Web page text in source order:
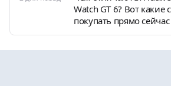
Watch GT 6? Вот
покупать прямо сейчас